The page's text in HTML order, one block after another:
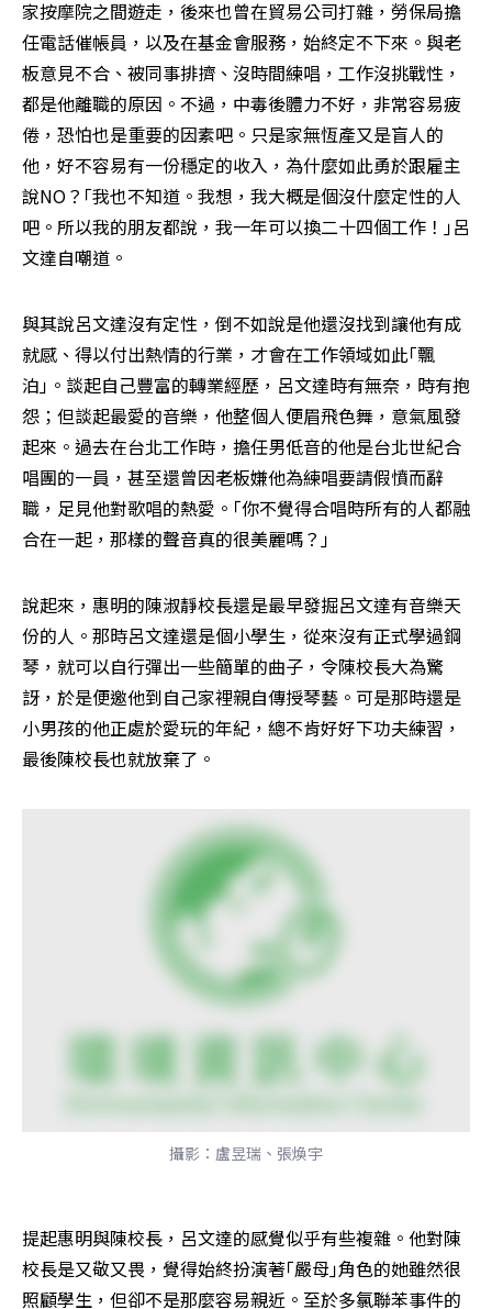
家按摩院之間遊走，後來也曾在貿易公司打雜，勞保局擔
任電話催帳員，以及在基金會服務，始終定不下來。與老
板意見不合、被同事排擠、沒時間練唱，工作沒挑戰性，
都是他離職的原因。不過，中毒後體力不好，非常容易疲
倦，恐怕也是重要的因素吧。只是家無恆產又是盲人的
他，好不容易有一份穩定的收入，為什麼如此勇於跟雇主
說NO？｢我也不知道。我想，我大概是個沒什麼定性的人
吧。所以我的朋友都說，我一年可以換二十四個工作！｣呂
文達自嘲道。
與其說呂文達沒有定性，倒不如說是他還沒找到讓他有成
就感、得以付出熱情的行業，才會在工作領域如此｢飄
泊｣。談起自己豐富的轉業經歷，呂文達時有無奈，時有抱
怨；但談起最愛的音樂，他整個人便眉飛色舞，意氣風發
起來。過去在台北工作時，擔任男低音的他是台北世紀合
唱團的一員，甚至還曾因老板嫌他為練唱要請假憤而辭
職，足見他對歌唱的熱愛。｢你不覺得合唱時所有的人都融
合在一起，那樣的聲音真的很美麗嗎？｣
說起來，惠明的陳淑靜校長還是最早發掘呂文達有音樂天
份的人。那時呂文達還是個小學生，從來沒有正式學過鋼
琴，就可以自行彈出一些簡單的曲子，令陳校長大為驚
訝，於是便邀他到自己家裡親自傳授琴藝。可是那時還是
小男孩的他正處於愛玩的年紀，總不肯好好下功夫練習，
最後陳校長也就放棄了。
攝影：盧昱瑞、張煥宇
提起惠明與陳校長，呂文達的感覺似乎有些複雜。他對陳
校長是又敬又畏，覺得始終扮演著｢嚴母｣角色的她雖然很
照顧學生，但卻不是那麼容易親近。至於多氯聯苯事件的